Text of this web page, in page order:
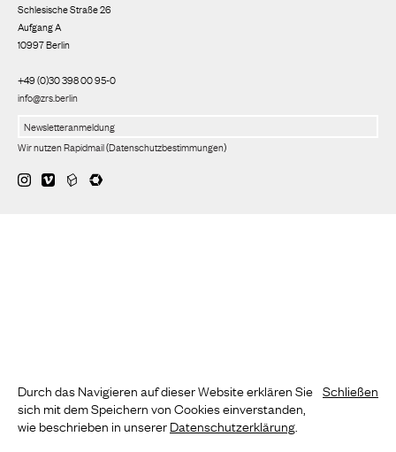
Schlesische Straße 26
Aufgang A
10997 Berlin
+49 (0)30 398 00 95-0
info@zrs.berlin
Wir nutzen Rapidmail(Datenschutzbestimmungen)
Durch das Navigieren auf dieser Website erklären Sie
sich mit dem Speichern von Cookies einverstanden,
wie beschrieben in unsererDatenschutzerklärung
Schließen